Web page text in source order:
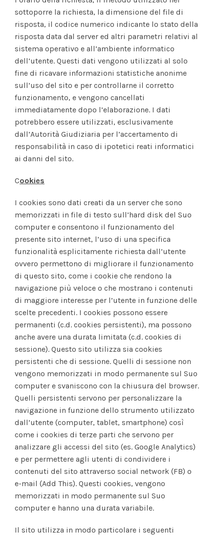
sottoporre la richiesta, la dimensione del file di
risposta, il codice numerico indicante lo stato della
risposta data dal server ed altri parametri relativi al
sistema operativo e all’ambiente informatico
dell’utente. Questi dati vengono utilizzati al solo
fine di ricavare informazioni statistiche anonime
sull’uso del sito e per controllarne il corretto
funzionamento, e vengono cancellati
immediatamente dopo l’elaborazione. I dati
potrebbero essere utilizzati, esclusivamente
dall’Autorità Giudiziaria per l’accertamento di
responsabilità in caso di ipotetici reati informatici
ai danni del sito.
Cookies
I cookies sono dati creati da un server che sono
memorizzati in file di testo sull’hard disk del Suo
computer e consentono il funzionamento del
presente sito internet, l’uso di una specifica
funzionalità esplicitamente richiesta dall’utente
ovvero permettono di migliorare il funzionamento
di questo sito, come i cookie che rendono la
navigazione più veloce o che mostrano i contenuti
di maggiore interesse per l’utente in funzione delle
scelte precedenti. I cookies possono essere
permanenti (c.d. cookies persistenti), ma possono
anche avere una durata limitata (c.d. cookies di
sessione). Questo sito utilizza sia cookies
persistenti che di sessione. Quelli di sessione non
vengono memorizzati in modo permanente sul Suo
computer e svaniscono con la chiusura del browser.
Quelli persistenti servono per personalizzare la
navigazione in funzione dello strumento utilizzato
dall’utente (computer, tablet, smartphone) così
come i cookies di terze parti che servono per
analizzare gli accessi del sito (es. Google Analytics)
e per permettere agli utenti di condividere i
contenuti del sito attraverso social network (FB) o
e-mail (Add This). Questi cookies, vengono
memorizzati in modo permanente sul Suo
computer e hanno una durata variabile.
Il sito utilizza in modo particolare i seguenti